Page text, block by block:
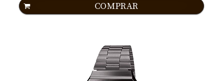
COMPRAR